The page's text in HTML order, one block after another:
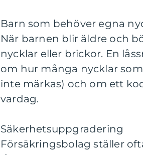
Barn som behöver egna
När barnen blir äldre och
nycklar eller brickor. En
om hur många nycklar
inte märkas) och om ett
vardag.
Säkerhetsuppgradering
Försäkringsbolag ställer